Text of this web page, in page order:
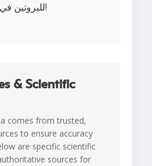
للبروتين في وصفاتك المفضلة!
& Scientific
comes from trusted,
to ensure accuracy
are specific scientific
sources for